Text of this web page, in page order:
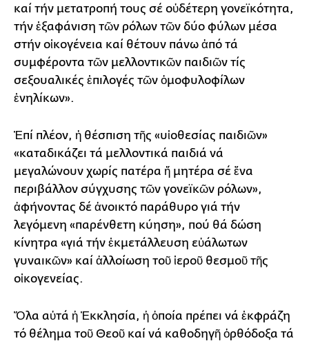
καί τήν μετατροπή τους σέ οὐδέτερη γονεϊκότητα,
τήν ἐξαφάνιση τῶν ρόλων τῶν δύο φύλων μέσα
στήν οἰκογένεια καί θέτουν πάνω ἀπό τά
συμφέροντα τῶν μελλοντικῶν παιδιῶν τίς
σεξουαλικές ἐπιλογές τῶν ὁμοφυλοφίλων
ἐνηλίκων».
Ἐπί πλέον, ἡ θέσπιση τῆς «υἱοθεσίας παιδιῶν»
«καταδικάζει τά μελλοντικά παιδιά νά
μεγαλώνουν χωρίς πατέρα ἤ μητέρα σέ ἕνα
περιβάλλον σύγχυσης τῶν γονεϊκῶν ρόλων»,
ἀφήνοντας δέ ἀνοικτό παράθυρο γιά τήν
λεγόμενη «παρένθετη κύηση», πού θά δώση
κίνητρα «γιά τήν ἐκμετάλλευση εὐάλωτων
γυναικῶν» καί ἀλλοίωση τοῦ ἱεροῦ θεσμοῦ τῆς
οἰκογενείας.
Ὅλα αὐτά ἡ Ἐκκλησία, ἡ ὁποία πρέπει νά ἐκφράζη
τό θέλημα τοῦ Θεοῦ καί νά καθοδηγῆ ὀρθόδοξα τά